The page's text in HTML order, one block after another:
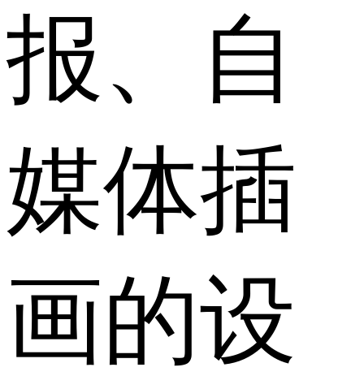
报、自
媒体插
画的设